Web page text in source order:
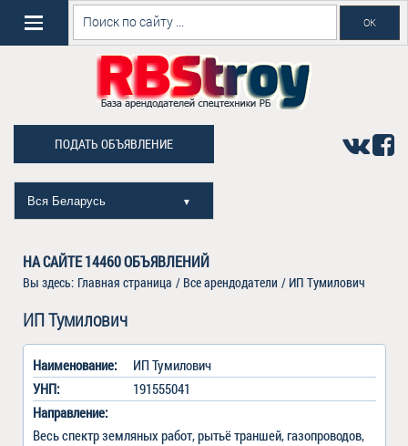
ПОДАТЬ ОБЪЯВЛЕНИЕ
Вся Беларусь ▼
НА САЙТЕ14460ОБЪЯВЛЕНИЙ
Вы здесь: Главная страница / Все арендодатели / ИП Тумилович
ИП Тумилович
Наименование:
ИП Тумилович
УНП:
191555041
Направление:
Весь спектр земляных работ, рытьё траншей, газопроводов,